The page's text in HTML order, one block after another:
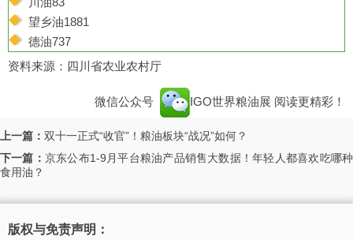
望乡油1881
德油737
资料来源：四川省农业农村厅
微信公众号 IGO世界粮油展 阅读更精彩！
上一篇： 双十一正式“收官”！粮油板块“战况”如何？
下一篇： 京东公布1-9月平台粮油产品销售大数据！年轻人都喜欢吃哪种
食用油？
版权与免责声明：